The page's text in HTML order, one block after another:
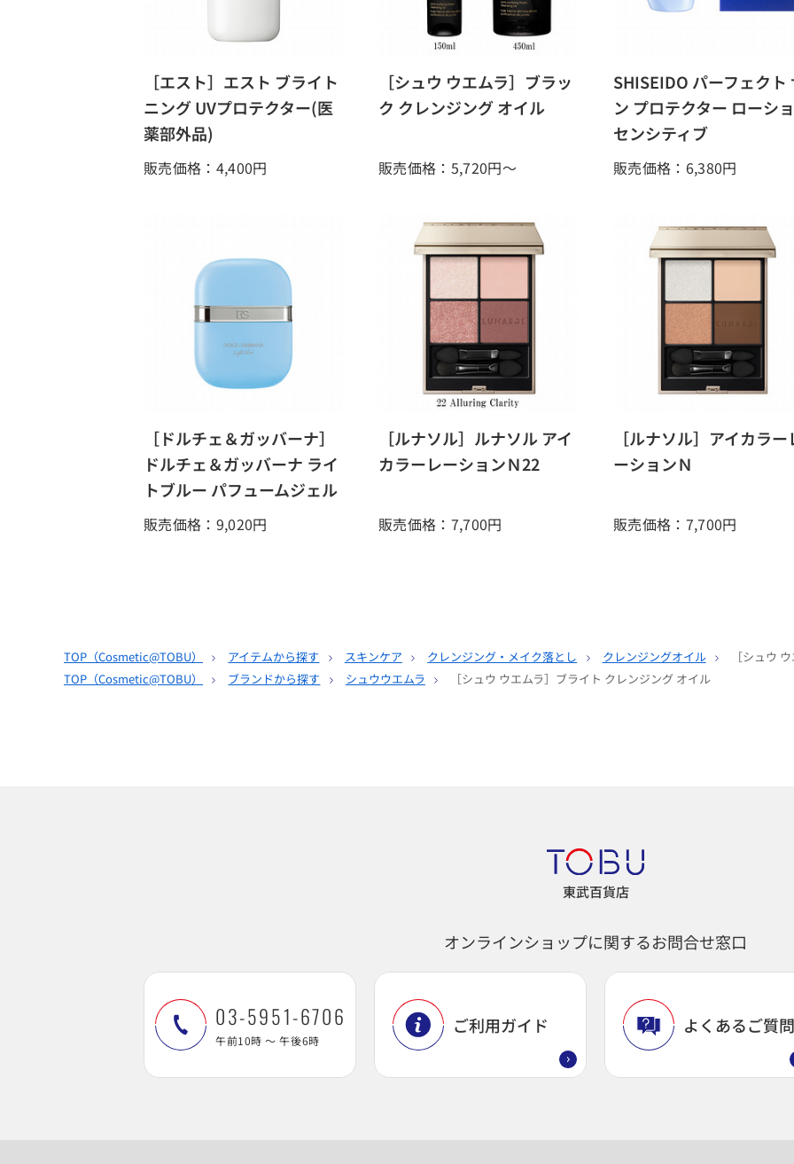
［エスト］エスト ブライト
ニング UVプロテクター(医
薬部外品)
販売価格：4,400円
［シュウ ウエムラ］ブラッ
ク クレンジング オイル
販売価格：5,720円～
SHISEIDO パーフェクト
ン プロテクター ローシ
センシティブ
販売価格：6,380円
［ドルチェ＆ガッバーナ］
ドルチェ＆ガッバーナ ライ
トブルー パフュームジェル
販売価格：9,020円
［ルナソル］ルナソル アイ
カラーレーションＮ22
販売価格：7,700円
［ルナソル］アイカラー
ーションＮ
販売価格：7,700円
TOP（Cosmetic@TOBU） アイテムから探す スキンケア クレンジング・メイク落とし クレンジングオイル
［シュウ
TOP（Cosmetic@TOBU） ブランドから探す シュウウエムラ ［シュウ ウエムラ］ブライト クレンジング オイル
東武百貨店
オンラインショップに関するお問合せ窓口
03-5951-6706
午前10時 ～ 午後6時
ご利用ガイド よくあるご質問